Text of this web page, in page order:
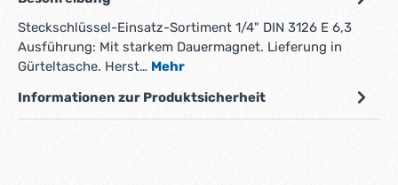
Steckschlüssel-Einsatz-Sortiment 1/4" DIN 3126 E 6,3
Ausführung: Mit starkem Dauermagnet. Lieferung in
Gürteltasche. Herst… Mehr
Informationen zur Produktsicherheit